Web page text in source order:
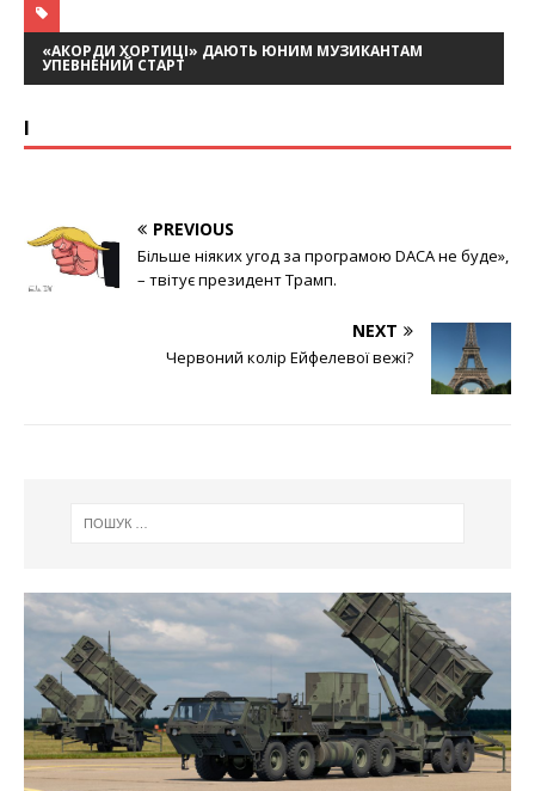
«АКОРДИ ХОРТИЦІ» ДАЮТЬ ЮНИМ МУЗИКАНТАМ
УПЕВНЕНИЙ СТАРТ
І
PREVIOUS
Більше ніяких угод за програмою DACA не буде»,
– твітує президент Трамп.
NEXT
Червоний колір Ейфелевої вежі?